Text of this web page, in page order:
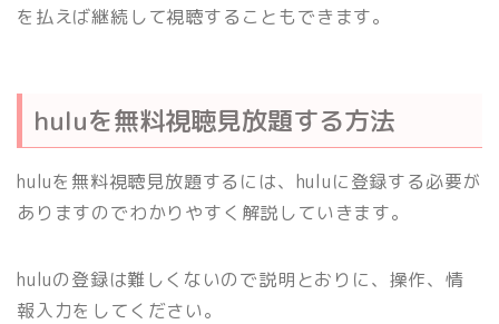
を払えば継続して視聴することもできます。
huluを無料視聴見放題する方法
huluを無料視聴見放題するには、huluに登録する必要が
ありますのでわかりやすく解説していきます。
huluの登録は難しくないので説明とおりに、操作、情
報入力をしてください。